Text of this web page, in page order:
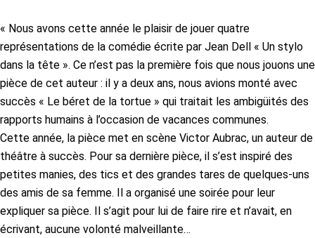
« Nous avons cette année le plaisir de jouer quatre
représentations de la comédie écrite par Jean Dell « Un stylo
dans la tête ». Ce n’est pas la première fois que nous jouons une
pièce de cet auteur : il y a deux ans, nous avions monté avec
succès « Le béret de la tortue » qui traitait les ambigüités des
rapports humains à l’occasion de vacances communes.
Cette année, la pièce met en scène Victor Aubrac, un auteur de
théâtre à succès. Pour sa dernière pièce, il s’est inspiré des
petites manies, des tics et des grandes tares de quelques-uns
des amis de sa femme. Il a organisé une soirée pour leur
expliquer sa pièce. Il s’agit pour lui de faire rire et n’avait, en
écrivant, aucune volonté malveillante…